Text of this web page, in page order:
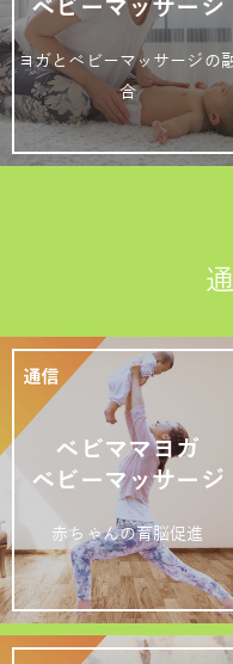
ベビーマッサージ
ヨガとベビーマッサージの
合
ベビママヨガ
ベビーマッサージ
赤ちゃんの育脳促進